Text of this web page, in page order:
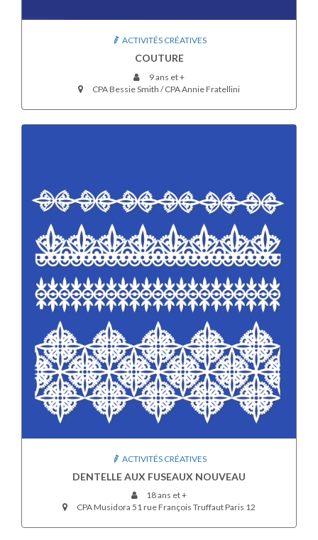
ACTIVITÉS CRÉATIVES
COUTURE
9 ans et +
CPA Bessie Smith / CPA Annie Fratellini
ACTIVITÉS CRÉATIVES
DENTELLE AUX FUSEAUX NOUVEAU
18 ans et +
CPA Musidora 51 rue François Truffaut Paris 12